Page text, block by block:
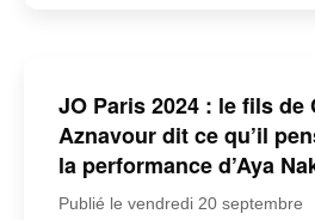
JO Paris 2024 : le fils de
Aznavour dit ce qu’il
la performance d’Aya
Publié le vendredi 20 septembre